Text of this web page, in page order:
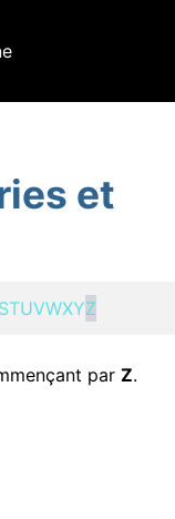
et
STUVWXYZ
par Z.